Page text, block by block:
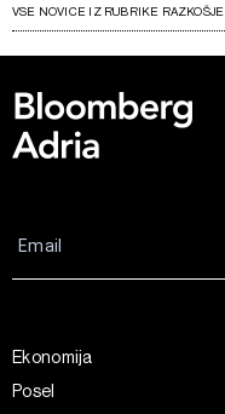
VSE NOVICE IZ RUBRIKE RAZKOŠJE
Ekonomija
Posel